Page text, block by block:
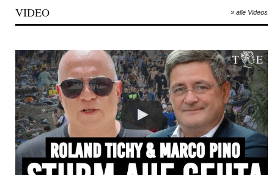
VIDEO » alle Videos